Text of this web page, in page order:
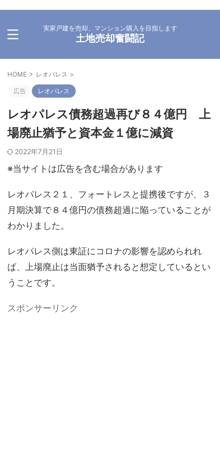
実家戸建を売却、マンション購入を目指します
土地売却奮闘記
HOME > レオパレス >
広告 レオパレス
レオパレス債務超過再び８４億円 上
場廃止猶予と資本金１億に減資
2022年7月21日
※当サイトは広告を含む場合があります
レオパレス２１、フォートレスと提携後ですが、３
月期決算で８４億円の債務超過に陥っていることが
わかりました。
レオパレス側は東証にコロナの影響を認められれ
ば、上場廃止は当面猶予されると想定しているとい
うことです。
スポンサーリンク